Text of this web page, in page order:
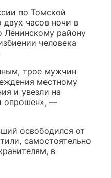
по Томской
двух часов ночи в
Ленинскому району
человека
трое мужчин
местному
и увезли на
опрошен», —
освободился от
самостоятельно
в